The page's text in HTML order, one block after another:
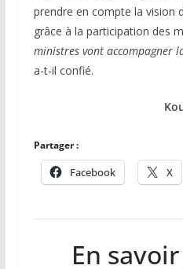
prendre en compte la vision
grâce à la participation des
ministres vont accompagner
a-t-il confié.
Partager :
Facebook X
En